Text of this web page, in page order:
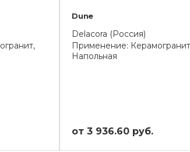
Dune
Delacora (Россия)
Применение:
Напольная
от 3 936.60 руб.